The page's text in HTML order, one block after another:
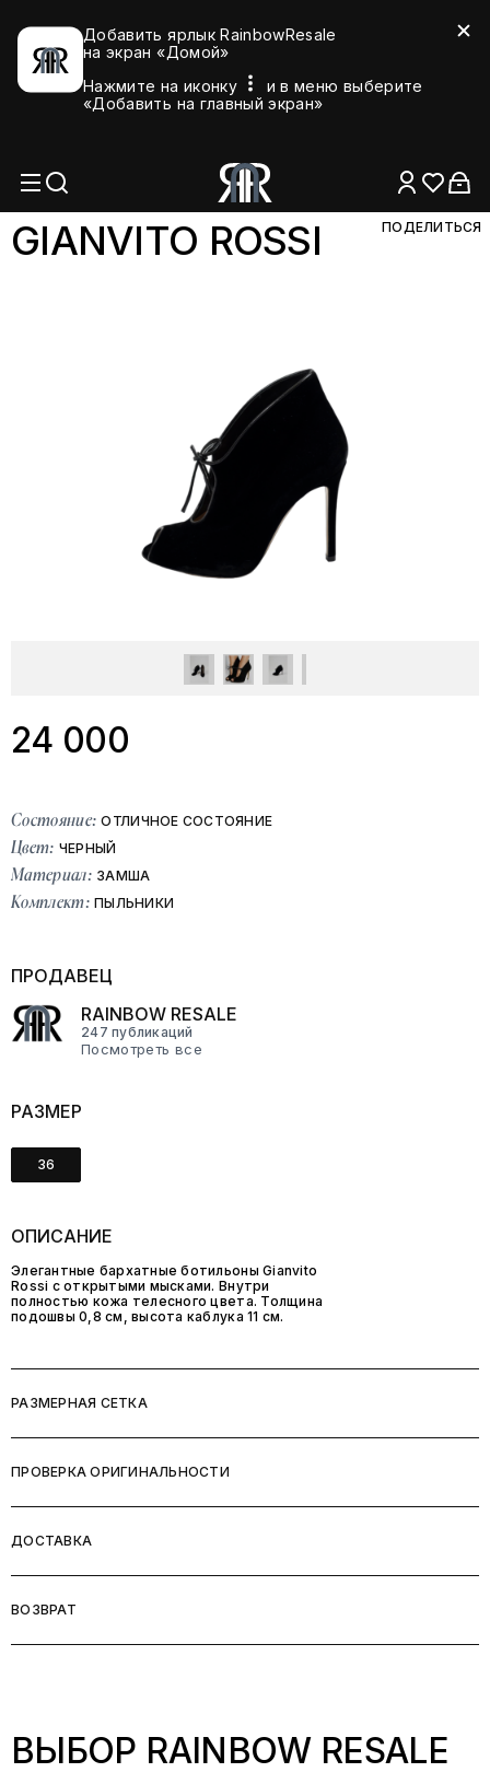
Добавить ярлык RainbowResale
на экран «Домой»
Нажмите на иконку
и в меню выберите
«Добавить на главный экран»
GIANVITO ROSSI ПОДЕЛИТЬСЯ
24 000
Состояние: ОТЛИЧНОЕ СОСТОЯНИЕ
Цвет: ЧЕРНЫЙ
Материал: ЗАМША
Комплект: ПЫЛЬНИКИ
ПРОДАВЕЦ
RAINBOW RESALE
247 публикаций
Посмотреть все
РАЗМЕР
36
ОПИСАНИЕ
Элегантные бархатные ботильоны Gianvito
Rossi с открытыми мысками. Внутри
полностью кожа телесного цвета. Толщина
подошвы 0,8 см, высота каблука 11 см.
РАЗМЕРНАЯ СЕТКА
ПРОВЕРКА ОРИГИНАЛЬНОСТИ
ДОСТАВКА
ВОЗВРАТ
ВЫБОР RAINBOW RESALE